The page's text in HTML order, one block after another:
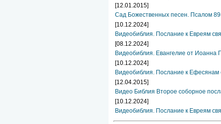
[12.01.2015]
Сад Божественных песен. Псалом
[10.12.2024]
Видеобиблия. Послание к Евреям
[08.12.2024]
Видеобиблия. Евангелие от Иоанна
[10.12.2024]
Видеобиблия. Послание к Ефесянам
[12.04.2015]
Видео Библия Второе соборное
[10.12.2024]
Видеобиблия. Послание к Евреям